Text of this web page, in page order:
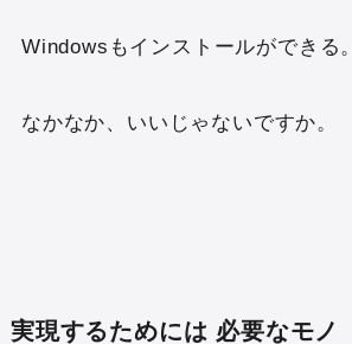
Windowsもインストールができる。
なかなか、いいじゃないですか。
実現するためには 必要なモノ